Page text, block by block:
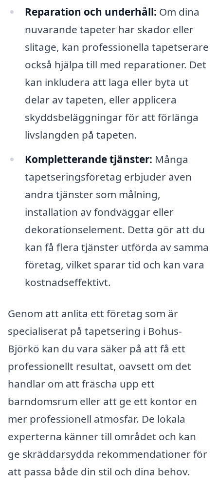
Reparation och underhåll: Om dina
nuvarande tapeter har skador eller
slitage, kan professionella tapetserare
också hjälpa till med reparationer. Det
kan inkludera att laga eller byta ut
delar av tapeten, eller applicera
skyddsbeläggningar för att förlänga
livslängden på tapeten.
Kompletterande tjänster: Många
tapetseringsföretag erbjuder även
andra tjänster som målning,
installation av fondväggar eller
dekorationselement. Detta gör att du
kan få flera tjänster utförda av samma
företag, vilket sparar tid och kan vara
kostnadseffektivt.
Genom att anlita ett företag som är
specialiserat på tapetsering i Bohus-
Björkö kan du vara säker på att få ett
professionellt resultat, oavsett om det
handlar om att fräscha upp ett
barndomsrum eller att ge ett kontor en
mer professionell atmosfär. De lokala
experterna känner till området och kan
ge skräddarsydda rekommendationer för
att passa både din stil och dina behov.